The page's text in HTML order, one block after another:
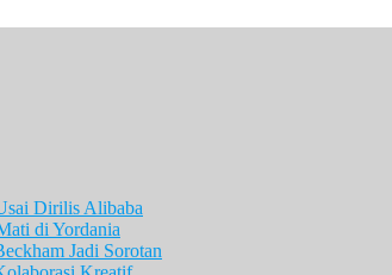
Dirilis Alibaba
di Yordania
Jadi Sorotan